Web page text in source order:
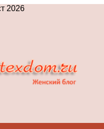
2026